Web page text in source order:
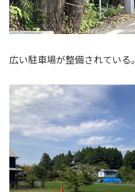
広い駐車場が整備されている。